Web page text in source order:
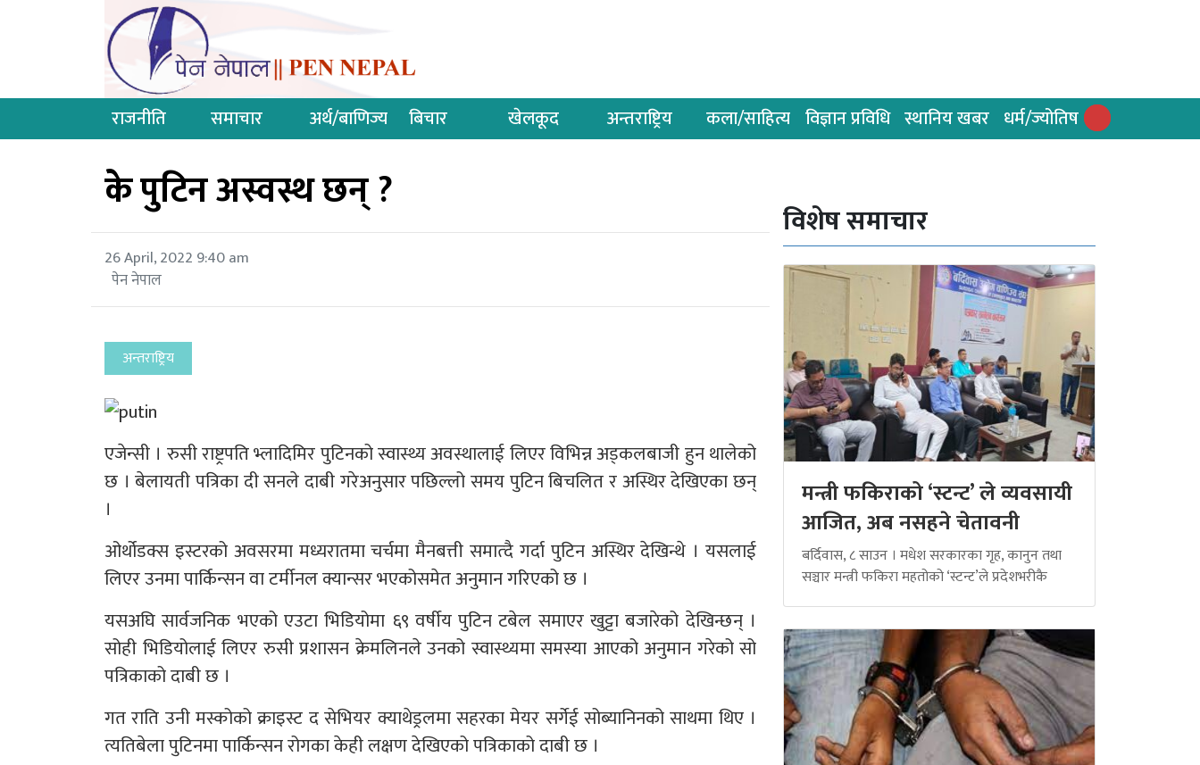
राजनीति समाचार अर्थ/बाणिज्य बिचार खेलकूद अन्तराष्ट्रिय कला/साहित्य विज्ञान प्रविधि स्थानिय खबर धर्म/ज्योतिष
के पुटिन अस्वस्थ छन् ?
26 April, 2022 9:40 am
पेन नेपाल
अन्तराष्ट्रिय
एजेन्सी । रुसी राष्ट्रपति भ्लादिमिर पुटिनको स्वास्थ्य अवस्थालाई लिएर विभिन्न अड्कलबाजी हुन थालेको
छ । बेलायती पत्रिका दी सनले दाबी गरेअनुसार पछिल्लो समय पुटिन बिचलित र अस्थिर देखिएका छन्
।
ओर्थोडक्स इस्टरको अवसरमा मध्यरातमा चर्चमा मैनबत्ती समात्दै गर्दा पुटिन अस्थिर देखिन्थे । यसलाई
लिएर उनमा पार्किन्सन वा टर्मीनल क्यान्सर भएकोसमेत अनुमान गरिएको छ ।
यसअघि सार्वजनिक भएको एउटा भिडियोमा ६९ वर्षीय पुटिन टबेल समाएर खुट्टा बजारेको देखिन्छन् ।
सोही भिडियोलाई लिएर रुसी प्रशासन क्रेमलिनले उनको स्वास्थ्यमा समस्या आएको अनुमान गरेको सो
पत्रिकाको दाबी छ ।
गत राति उनी मस्कोको क्राइस्ट द सेभियर क्याथेड्रलमा सहरका मेयर सर्गेई सोब्यानिनको साथमा थिए ।
त्यतिबेला पुटिनमा पार्किन्सन रोगका केही लक्षण देखिएको पत्रिकाको दाबी छ ।
विशेष समाचार
मन्त्री फकिराको ‘स्टन्ट’ ले व्यवसायी
आजित, अब नसहने चेतावनी
बर्दिवास, ८ साउन । मधेश सरकारका गृह, कानुन तथा
सञ्चार मन्त्री फकिरा महतोको ‘स्टन्ट’ले प्रदेशभरीकै